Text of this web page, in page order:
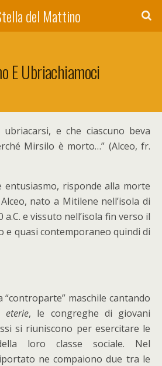
del Mattino
E Ubriachiamoci
e che ciascuno beva
Mirsilo è morto…” (Alceo, fr.
entusiasmo, risponde alla morte
nato a Mitilene nell’isola di
e vissuto nell’isola fin verso il
e quasi contemporaneo quindi di
maschile cantando
eterie, le congreghe di giovani
si riuniscono per esercitare le
loro classe sociale. Nel
ne compaiono due tra le